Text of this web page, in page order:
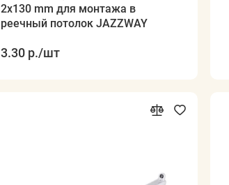
2x130 mm для монтажа в
реечный потолок JAZZWAY
3.30 р./шт